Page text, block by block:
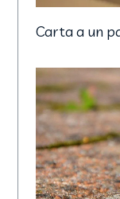
Carta a un